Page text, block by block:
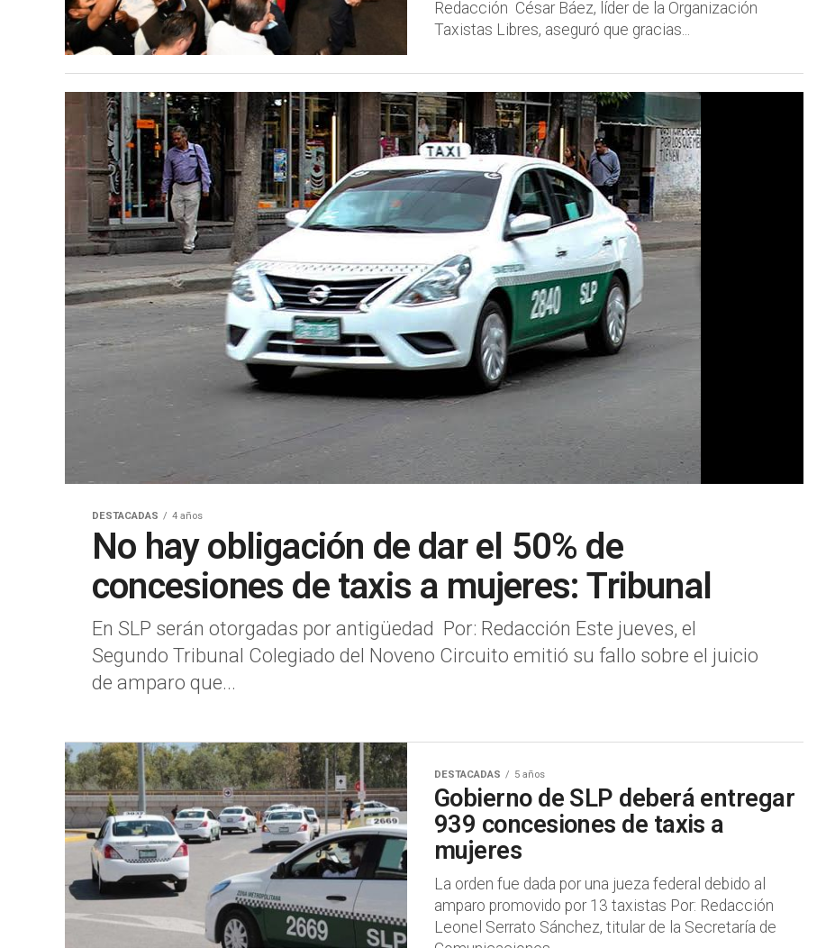
Redacción César Báez, líder de la Organización
Taxistas Libres, aseguró que gracias...
DESTACADAS 4 años
No hay obligación de dar el 50% de
concesiones de taxis a mujeres: Tribunal
En SLP serán otorgadas por antigüedad Por: Redacción Este jueves, el
Segundo Tribunal Colegiado del Noveno Circuito emitió su fallo sobre el juicio
de amparo que...
DESTACADAS 5 años
Gobierno de SLP deberá entregar
939 concesiones de taxis a
mujeres
La orden fue dada por una jueza federal debido al
amparo promovido por 13 taxistas Por: Redacción
Leonel Serrato Sánchez, titular de la Secretaría de